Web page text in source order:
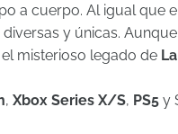
a cuerpo. Al igual que
y únicas.
misterioso legado de
, Xbox Series X/S, PS5 y